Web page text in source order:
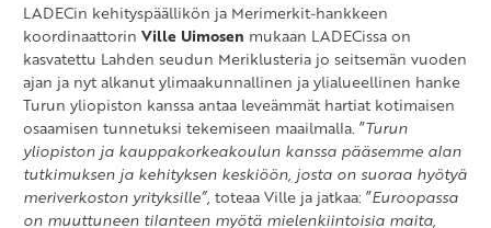
LADECin kehityspäällikön ja Merimerkit-hankkeen
koordinaattorin Ville Uimosen mukaan LADECissa on
kasvatettu Lahden seudun Meriklusteria jo seitsemän vuoden
ajan ja nyt alkanut ylimaakunnallinen ja ylialueellinen hanke
Turun yliopiston kanssa antaa leveämmät hartiat kotimaisen
osaamisen tunnetuksi tekemiseen maailmalla. ”Turun
yliopiston ja kauppakorkeakoulun kanssa pääsemme alan
tutkimuksen ja kehityksen keskiöön, josta on suoraa hyötyä
meriverkoston yrityksille”, toteaa Ville ja jatkaa: ”Euroopassa
on muuttuneen tilanteen myötä mielenkiintoisia maita,